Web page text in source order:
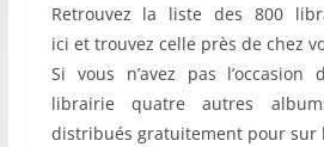
Retrouvez la liste des 800
ici et trouvez celle près de chez
Si vous n’avez pas
librairie quatre autres
distribués gratuitement pour sur